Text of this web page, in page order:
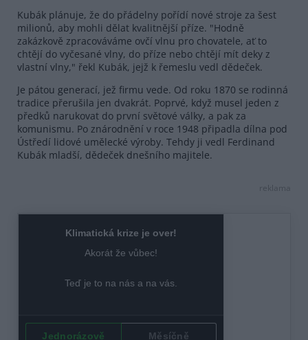
Kubák plánuje, že do přádelny pořídí nové stroje za šest
milionů, aby mohli dělat kvalitnější příze. "Hodně
zakázkově zpracováváme ovčí vlnu pro chovatele, ať to
chtějí do vyčesané vlny, do příze nebo chtějí mít deky z
vlastní vlny," řekl Kubák, jejž k řemeslu vedl dědeček.
Je pátou generací, jež firmu vede. Od roku 1870 se rodinná
tradice přerušila jen dvakrát. Poprvé, když musel jeden z
předků narukovat do první světové války, a pak za
komunismu. Po znárodnění v roce 1948 připadla dílna pod
Ústředí lidové umělecké výroby. Tehdy ji vedl Ferdinand
Kubák mladší, dědeček dnešního majitele.
reklama